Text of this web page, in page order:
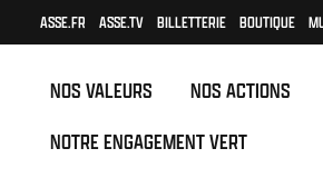
ASSE.FR ASSE.TV BILLETTERIE BOUTIQUE
NOS VALEURS
NOS ACTIONS
NOTRE ENGAGEMENT VERT